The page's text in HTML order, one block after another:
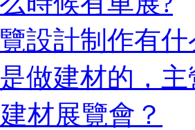
設計制作有
做建材的，
材展覽會？